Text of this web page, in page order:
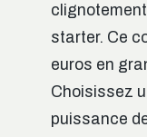
starter. Ce
euros en
Choisissez
puissance